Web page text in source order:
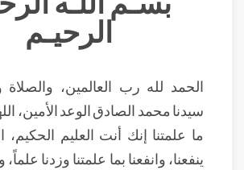
الرحيـم
الحمد لله رب العالمين،
سيدنا محمد الصادق الوعد الأمين،
ما علمتنا إنك أنت العليم الحكيم،
ينفعنا، وانفعنا بما علمتنا وزدنا